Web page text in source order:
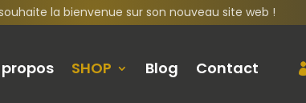
la bienvenue sur son nouveau site web !
SHOP Blog Contact